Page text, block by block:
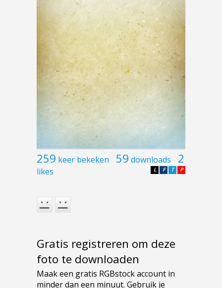
259 keer bekeken 59 downloads 2
likes P
T
F
L
Gratis registreren om deze
foto te downloaden